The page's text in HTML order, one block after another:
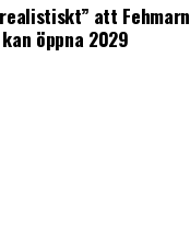
att Fehmarn
öppna 2029